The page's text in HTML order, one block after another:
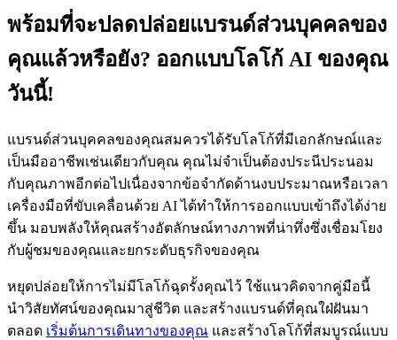
พร้อมที่จะปลดปล่อยแบรนด์ส่วนบุคคลของ
คุณแล้วหรือยัง? ออกแบบโลโก้ AI ของคุณ
วันนี้!
แบรนด์ส่วนบุคคลของคุณสมควรได้รับโลโก้ที่มีเอกลักษณ์และ
เป็นมืออาชีพเช่นเดียวกับคุณ คุณไม่จำเป็นต้องประนีประนอม
กับคุณภาพอีกต่อไปเนื่องจากข้อจำกัดด้านงบประมาณหรือเวลา
เครื่องมือที่ขับเคลื่อนด้วย AI ได้ทำให้การออกแบบเข้าถึงได้ง่าย
ขึ้น มอบพลังให้คุณสร้างอัตลักษณ์ทางภาพที่น่าทึ่งซึ่งเชื่อมโยง
กับผู้ชมของคุณและยกระดับธุรกิจของคุณ
หยุดปล่อยให้การไม่มีโลโก้ฉุดรั้งคุณไว้ ใช้แนวคิดจากคู่มือนี้
นำวิสัยทัศน์ของคุณมาสู่ชีวิต และสร้างแบรนด์ที่คุณใฝ่ฝันมา
ตลอด เริ่มต้นการเดินทางของคุณ และสร้างโลโก้ที่สมบูรณ์แบบ